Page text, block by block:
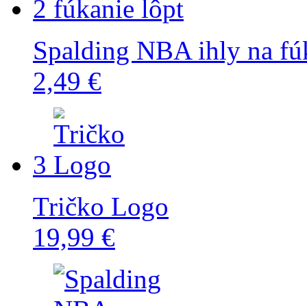
2
Spalding NBA ihly na
2,49 €
3
Tričko Logo
19,99 €